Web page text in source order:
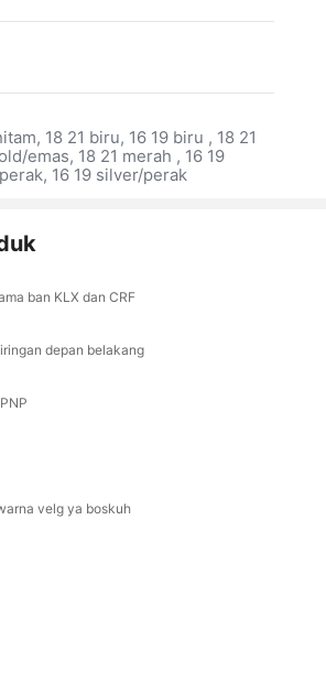
18 21 biru, 16 19 biru , 18 21
emas, 18 21 merah , 16 19
16 19 silver/perak
ban KLX dan CRF
depan belakang
velg ya boskuh